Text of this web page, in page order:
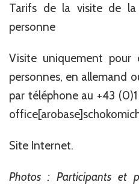
Tarifs de la visite de
personne
Visite uniquement
personnes, en allemand
par téléphone au +43
Site Internet.
Photos : Participants et